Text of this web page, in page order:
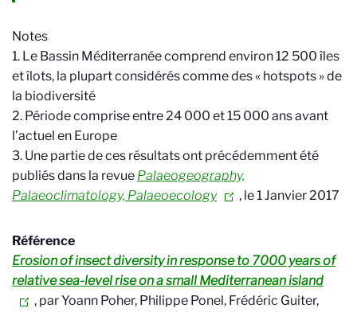
Notes
1. Le Bassin Méditerranée comprend environ 12 500 îles
et îlots, la plupart considérés comme des « hotspots » de
la biodiversité
2. Période comprise entre 24 000 et 15 000 ans avant
l’actuel en Europe
3. Une partie de ces résultats ont précédemment été
publiés dans la revue Palaeogeography,
Palaeoclimatology, Palaeoecology
, le 1 Janvier 2017
Référence
Erosion of insect diversity in response to 7000 years of
relative sea-level rise on a small Mediterranean island
, par Yoann Poher, Philippe Ponel, Frédéric Guiter,